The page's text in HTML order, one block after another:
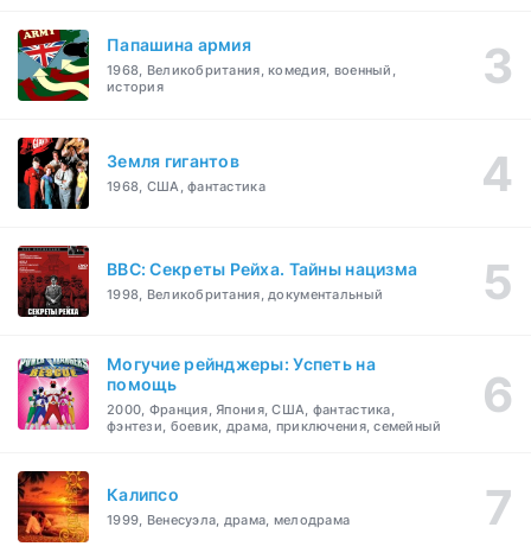
Папашина армия
1968, Великобритания, комедия, военный,
история
Земля гигантов
1968, США, фантастика
BBC: Секреты Рейха. Тайны нацизма
1998, Великобритания, документальный
Могучие рейнджеры: Успеть на
помощь
2000, Франция, Япония, США, фантастика,
фэнтези, боевик, драма, приключения, семейный
Калипсо
1999, Венесуэла, драма, мелодрама